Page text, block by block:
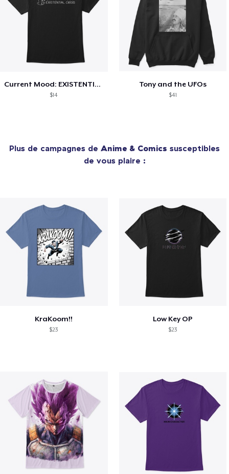
Current Mood: EXISTENTIAL CRISIS
$14
Tony and the UFOs
$41
Plus de campagnes de Anime & Comics susceptibles
de vous plaire :
KraKoom!!
$23
Low Key OP
$23